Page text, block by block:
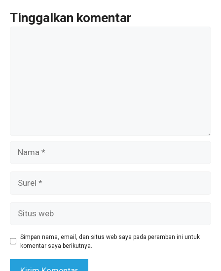
k
p
Tinggalkan komentar
web
Simpan nama, email, dan situs web saya pada peramban ini untuk
komentar saya berikutnya.